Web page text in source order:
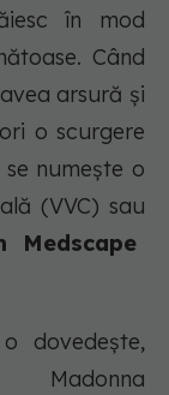
în mod
Când
arsură și
o scurgere
numește o
(VVC) sau
Medscape
dovedește,
Madonna